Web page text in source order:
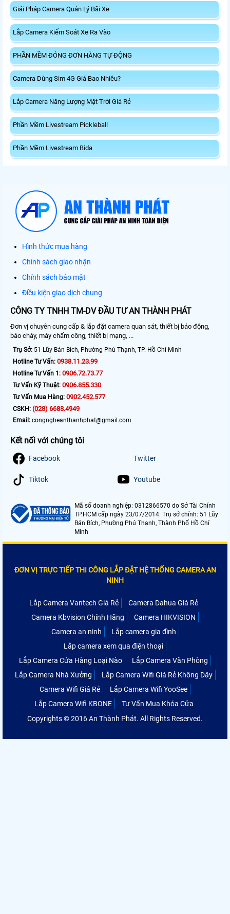
Giải Pháp Camera Quản Lý Bãi Xe
Lắp Camera Kiểm Soát Xe Ra Vào
PHẦN MỀM ĐÓNG ĐƠN HÀNG TỰ ĐỘNG
Camera Dùng Sim 4G Giá Bao Nhiêu?
Lắp Camera Năng Lượng Mặt Trời Giá Rẻ
Phần Mềm Livestream Pickleball
Phần Mềm Livestream Bida
Hình thức mua hàng
Chính sách giao nhận
Chính sách bảo mật
Điều kiện giao dịch chung
CÔNG TY TNHH TM-DV ĐẦU TƯ AN THÀNH PHÁT
Đơn vị chuyên cung cấp & lắp đặt camera quan sát, thiết bị báo động,
báo cháy, máy chấm công, thiết bị mạng, ...
Trụ Sở: 51 Lũy Bán Bích, Phường Phú Thạnh, TP. Hồ Chí Minh
Hotline Tư Vấn: 0938.11.23.99
Hotline Tư Vấn 1: 0906.72.73.77
Tư Vấn Kỹ Thuật: 0906.855.330
Tư Vấn Mua Hàng: 0902.452.577
CSKH: (028) 6688.4949
Email: congngheanthanhphat@gmail.com
Kết nối với chúng tôi
Facebook Twitter
Tiktok Youtube
Mã số doanh nghiệp: 0312866570 do Sở Tài Chính
TP.HCM cấp ngày 23/07/2014. Trụ sở chính: 51 Lũy
Bán Bích, Phường Phú Thạnh, Thành Phố Hồ Chí
Minh
ĐƠN VỊ TRỰC TIẾP THI CÔNG LẮP ĐẶT HỆ THỐNG CAMERA AN
NINH
Lắp Camera Vantech Giá Rẻ
Camera Dahua Giá Rẻ
Camera Kbvision Chính Hãng
Camera HIKVISION
Camera an ninh
Lắp camera gia đình
Lắp camera xem qua điện thoại
Lắp Camera Cửa Hàng Loại Nào
Lắp Camera Văn Phòng
Lắp Camera Nhà Xưởng
Lắp Camera Wifi Giá Rẻ Không Dây
Camera Wifi Giá Rẻ
Lắp Camera Wifi YooSee
Lắp Camera Wifi KBONE
Tư Vấn Mua Khóa Cửa
Copyrights © 2016 An Thành Phát. All Rights Reserved.